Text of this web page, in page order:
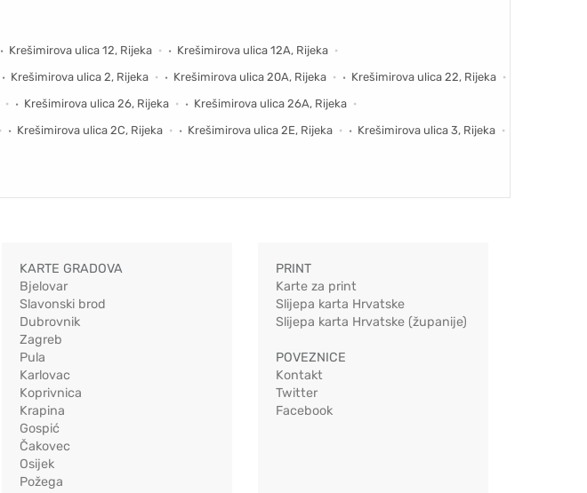
Krešimirova ulica 12, Rijeka
Krešimirova ulica 12A, Rijeka
Krešimirova ulica 2, Rijeka Krešimirova ulica 20A, Rijeka
Krešimirova ulica 22, Rijeka
Krešimirova ulica 26, Rijeka
Krešimirova ulica 26A, Rijeka
Krešimirova ulica 2C, Rijeka Krešimirova ulica 2E, Rijeka
Krešimirova ulica 3, Rijeka
KARTE GRADOVA
Bjelovar
Slavonski brod
Dubrovnik
Zagreb
Pula
Karlovac
Koprivnica
Krapina
Gospić
Čakovec
Osijek
Požega
PRINT
Karte za print
Slijepa karta Hrvatske
Slijepa karta Hrvatske (županije)
POVEZNICE
Kontakt
Twitter
Facebook